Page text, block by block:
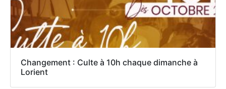
Changement : Culte à 10h chaque dimanche à
Lorient